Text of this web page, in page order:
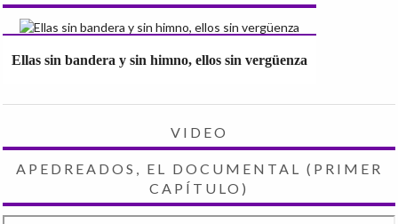
Ellas sin bandera y sin himno, ellos sin vergüenza
VIDEO
APEDREADOS, EL DOCUMENTAL (PRIMER
CAPÍTULO)